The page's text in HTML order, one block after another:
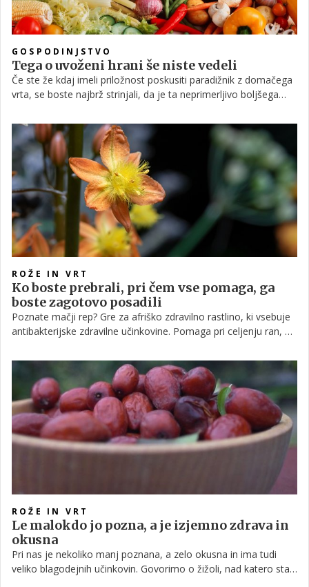
GOSPODINJSTVO
Tega o uvoženi hrani še niste vedeli
Če ste že kdaj imeli priložnost poskusiti paradižnik z domačega
vrta, se boste najbrž strinjali, da je ta neprimerljivo boljšega
Tudi pri drugih pridelkih in predelanih izdelkih je slika precej
podobna, a se kljub temu na koncu še vedno večina odloča za
nakup surovin in izdelkov, ki ne izvirajo iz lokalnega okolja.
Zakaj je temu tako in kako lahko to spremenimo?
ROŽE IN VRT
Ko boste prebrali, pri čem vse pomaga, ga
boste zagotovo posadili
Poznate mačji rep? Gre za afriško zdravilno rastlino, ki vsebuje
antibakterijske zdravilne učinkovine. Pomaga pri celjenju ran, pri
ROŽE IN VRT
Le malokdo jo pozna, a je izjemno zdrava in
okusna
Pri nas je nekoliko manj poznana, a zelo okusna in ima tudi
veliko blagodejnih učinkovin. Govorimo o žižoli, nad katero sta